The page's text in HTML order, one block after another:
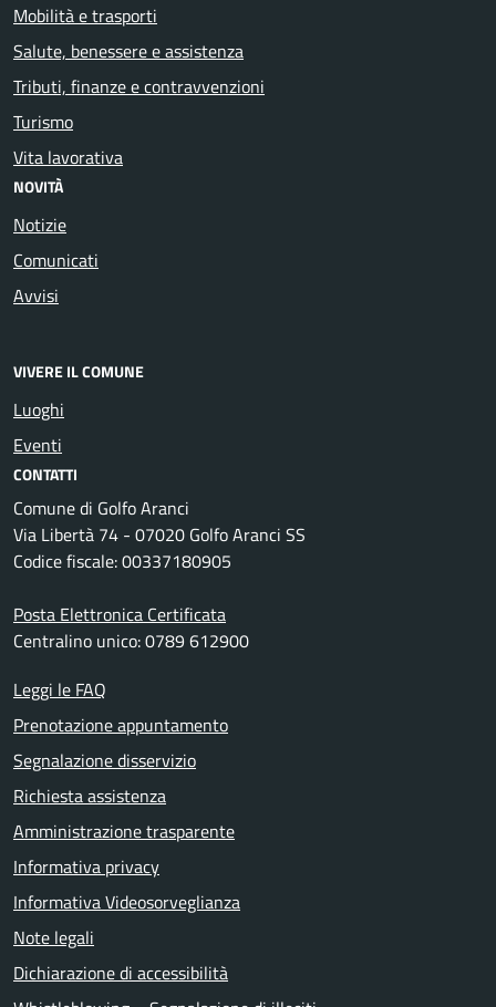
Mobilità e trasporti
Salute, benessere e assistenza
Tributi, finanze e contravvenzioni
Turismo
Vita lavorativa
NOVITÀ
Notizie
Comunicati
Avvisi
VIVERE IL COMUNE
Luoghi
Eventi
CONTATTI
Comune di Golfo Aranci
Via Libertà 74 - 07020 Golfo Aranci SS
Codice fiscale: 00337180905
Posta Elettronica Certificata
Centralino unico: 0789 612900
Leggi le FAQ
Prenotazione appuntamento
Segnalazione disservizio
Richiesta assistenza
Amministrazione trasparente
Informativa privacy
Informativa Videosorveglianza
Note legali
Dichiarazione di accessibilità